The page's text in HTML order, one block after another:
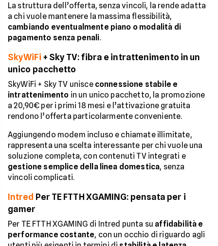
La struttura dell’offerta, senza vincoli, la rende adatta
a chi vuole mantenere la massima flessibilità,
cambiando eventualmente piano o modalità di
pagamento senza penali.
SkyWiFi + Sky TV: fibra e intrattenimento in un
unico pacchetto
SkyWiFi + Sky TV unisce connessione stabile e
intrattenimento in un unico pacchetto, la promozione
a 20,90€ per i primi 18 mesi e l’attivazione gratuita
rendono l’offerta particolarmente conveniente.
Aggiungendo modem incluso e chiamate illimitate,
rappresenta una scelta interessante per chi vuole una
soluzione completa, con contenuti TV integrati e
gestione semplice della linea domestica, senza
vincoli complicati.
Intred Per TE FTTH XGAMING: pensata per i
gamer
Per TE FTTH XGAMING di Intred punta su affidabilità e
performance costante, con un occhio di riguardo agli